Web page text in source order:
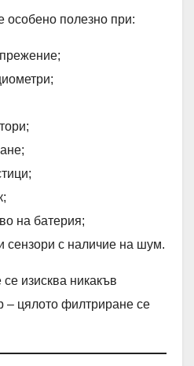
особено полезно при:
на батерия;
сензори с наличие на шум.
изисква никакъв
– цялото филтриране се